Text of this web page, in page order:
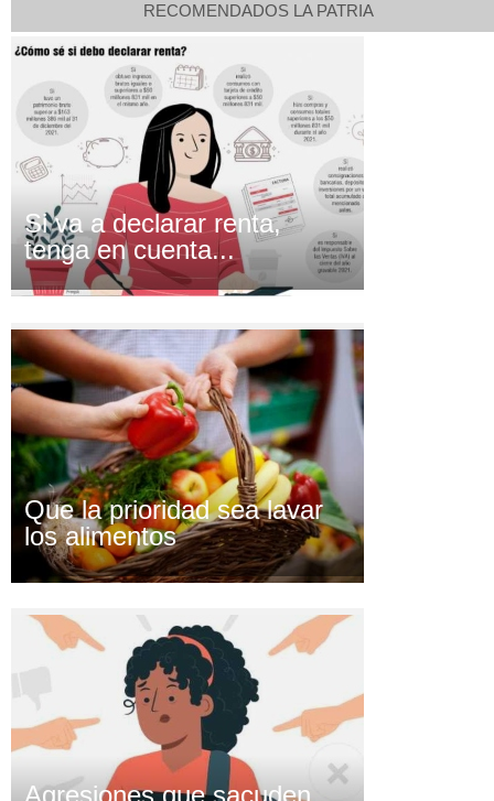
RECOMENDADOS LA PATRIA
Si va a declarar renta,
tenga en cuenta...
Que la prioridad sea lavar
los alimentos